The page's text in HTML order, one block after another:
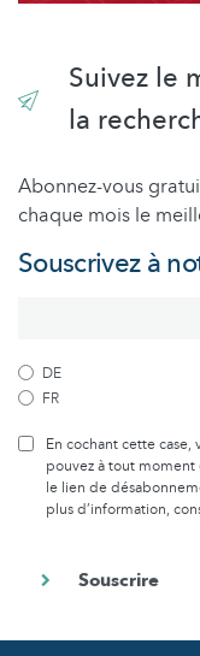
Suivez le
la
Abonnez-vous
chaque mois le
Souscrivez à
DE
FR
En cochant cette case,
pouvez à tout moment
le lien de
plus d’information,